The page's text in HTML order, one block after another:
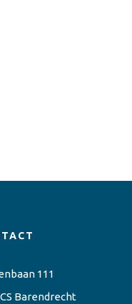
111
Barendrecht